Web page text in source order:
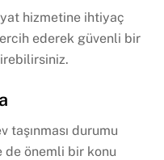
hizmetine ihtiyaç
ederek güvenli bir
taşınması durumu
de önemli bir konu